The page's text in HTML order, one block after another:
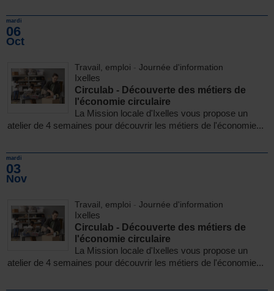
mardi
06
Oct
Travail, emploi - Journée d'information
Ixelles
Circulab - Découverte des métiers de
l'économie circulaire
La Mission locale d'Ixelles vous propose un
atelier de 4 semaines pour découvrir les métiers de l'économie...
mardi
03
Nov
Travail, emploi - Journée d'information
Ixelles
Circulab - Découverte des métiers de
l'économie circulaire
La Mission locale d'Ixelles vous propose un
atelier de 4 semaines pour découvrir les métiers de l'économie...